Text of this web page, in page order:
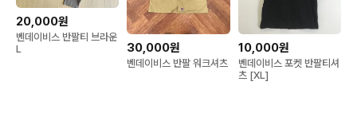
20,000원
벤데이비스 반팔티 브라운
L
30,000원
벤데이비스 반팔 워크셔츠
10,000원
벤데이비스 포켓 반팔티셔
츠 [XL]